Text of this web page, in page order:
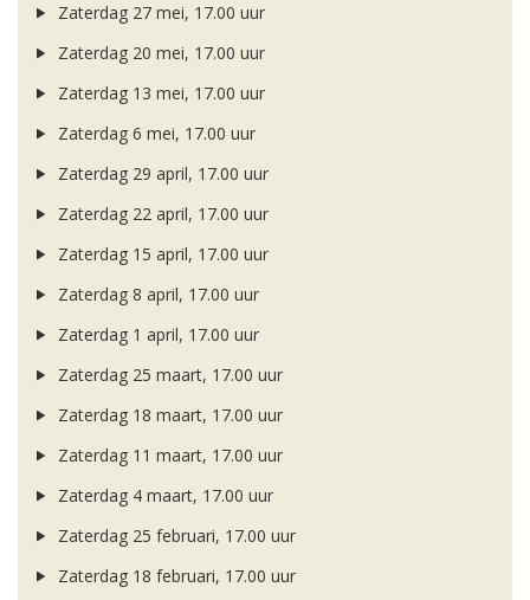
Zaterdag 27 mei, 17.00 uur
Zaterdag 20 mei, 17.00 uur
Zaterdag 13 mei, 17.00 uur
Zaterdag 6 mei, 17.00 uur
Zaterdag 29 april, 17.00 uur
Zaterdag 22 april, 17.00 uur
Zaterdag 15 april, 17.00 uur
Zaterdag 8 april, 17.00 uur
Zaterdag 1 april, 17.00 uur
Zaterdag 25 maart, 17.00 uur
Zaterdag 18 maart, 17.00 uur
Zaterdag 11 maart, 17.00 uur
Zaterdag 4 maart, 17.00 uur
Zaterdag 25 februari, 17.00 uur
Zaterdag 18 februari, 17.00 uur